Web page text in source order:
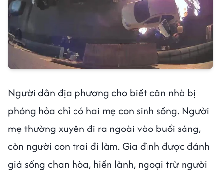
Người dân địa phương cho biết căn nhà bị
phóng hỏa chỉ có hai mẹ con sinh sống. Người
mẹ thường xuyên đi ra ngoài vào buổi sáng,
còn người con trai đi làm. Gia đình được đánh
giá sống chan hòa, hiền lành, ngoại trừ người